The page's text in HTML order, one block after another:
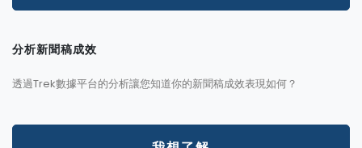
分析新聞稿成效
透過Trek數據平台的分析讓您知道你的新聞稿成效表現如何？